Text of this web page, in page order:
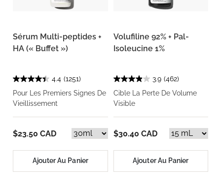
Sérum Multi-peptides +
HA (« Buffet »)
4.4 (1251)
Pour Les Premiers Signes De
Vieillissement
$23.50 CAD
Ajouter Au Panier
Volufiline 92% + Pal-
Isoleucine 1%
3.9 (462)
Cible La Perte De Volume
Visible
$30.40 CAD
Ajouter Au Panier